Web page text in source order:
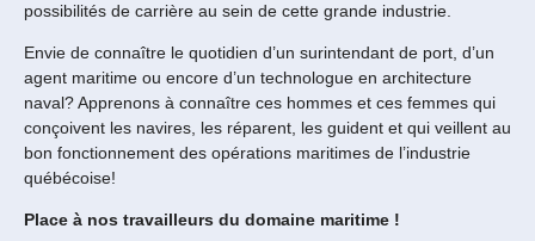
possibilités de carrière au sein de cette grande industrie.
Envie de connaître le quotidien d’un surintendant de port, d’un
agent maritime ou encore d’un technologue en architecture
naval? Apprenons à connaître ces hommes et ces femmes qui
conçoivent les navires, les réparent, les guident et qui veillent au
bon fonctionnement des opérations maritimes de l’industrie
québécoise!
Place à nos travailleurs du domaine maritime !